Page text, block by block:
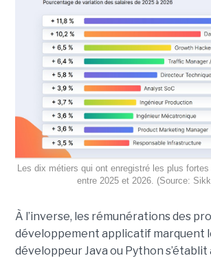
Les dix métiers qui ont enregistré les plus
entre 2025 et 2026. (Source:
À l’inverse, les rémunérations des
développement applicatif marquent
développeur Java ou Python